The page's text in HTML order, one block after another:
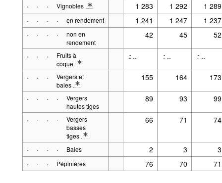
· · · Vignobles
* Note Type de culture 2: seulement vignobles pour
1 283 1 292
1 289
· · · · en rendement 1 241 1 247
1 237
· · · ·
non en
rendement
42 45 52
· · ·
Fruits à
coque
* Note Type de culture 2: à partir de 2010: inclus dans
- .. - .. - ..
· · ·
Vergers et
baies
* Note Type de culture 2: À partir de 2010: «Fruits à coque»
155 164 173
· · · ·
Vergers
hautes tiges
89 93 99
· · · ·
Vergers
basses
tiges
* Note Type de culture 2: y compris baies à partir de 2016
66 71 74
· · · · Baies 2 3
3
· · · Pépinières 76 70 71